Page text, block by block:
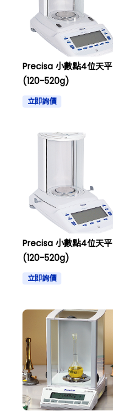
Precisa 小數點4位天平
(120-520g)
立即詢價
Precisa 小數點4位天平
(120-520g)
立即詢價